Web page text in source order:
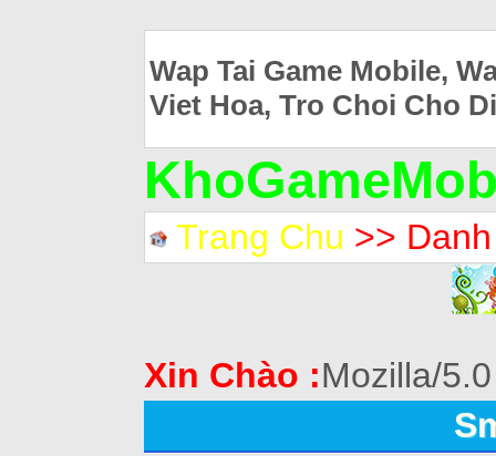
Wap Tai Game Mobile,
Viet Hoa, Tro Choi Cho
Trang Chu >>
Xin Chào :Mozilla/5.0